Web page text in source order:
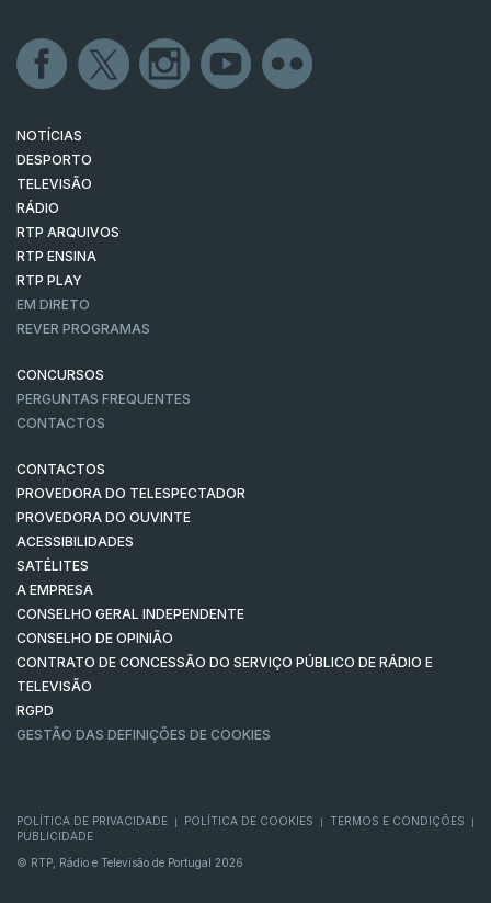
NOTÍCIAS
DESPORTO
TELEVISÃO
RÁDIO
RTP ARQUIVOS
RTP ENSINA
RTP PLAY
EM DIRETO
REVER PROGRAMAS
CONCURSOS
PERGUNTAS FREQUENTES
CONTACTOS
CONTACTOS
PROVEDORA DO TELESPECTADOR
PROVEDORA DO OUVINTE
ACESSIBILIDADES
SATÉLITES
A EMPRESA
CONSELHO GERAL INDEPENDENTE
CONSELHO DE OPINIÃO
CONTRATO DE CONCESSÃO DO SERVIÇO PÚBLICO DE RÁDIO E
TELEVISÃO
RGPD
GESTÃO DAS DEFINIÇÕES DE COOKIES
POLÍTICA DE PRIVACIDADE POLÍTICA DE COOKIES TERMOS E CONDIÇÕES
PUBLICIDADE
© RTP, Rádio e Televisão de Portugal 2026